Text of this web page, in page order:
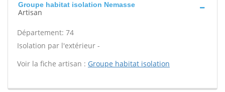
Groupe habitat isolation Nemasse
Artisan
Département: 74
Isolation par l'extérieur -
Voir la fiche artisan : Groupe habitat isolation